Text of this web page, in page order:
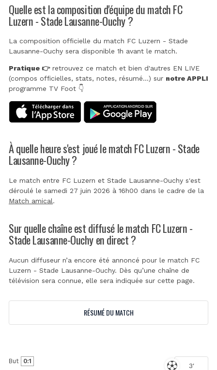
Quelle est la composition d'équipe du match FC
Luzern - Stade Lausanne-Ouchy ?
La composition officielle du match FC Luzern - Stade
Lausanne-Ouchy sera disponible 1h avant le match.
Pratique 👉retrouvez ce match et bien d'autres EN LIVE
(compos officielles, stats, notes, résumé...) sur notre APPLI
programme TV Foot 👇
À quelle heure s'est joué le match FC Luzern - Stade
Lausanne-Ouchy ?
Le match entre FC Luzern et Stade Lausanne-Ouchy s'est
déroulé le samedi 27 juin 2026 à 16h00 dans le cadre de la
Match amical.
Sur quelle chaîne est diffusé le match FC Luzern -
Stade Lausanne-Ouchy en direct ?
Aucun diffuseur n’a encore été annoncé pour le match FC
Luzern - Stade Lausanne-Ouchy. Dès qu’une chaîne de
télévision sera connue, elle sera indiquée sur cette page.
RÉSUMÉ DU MATCH
3'
But 0:1